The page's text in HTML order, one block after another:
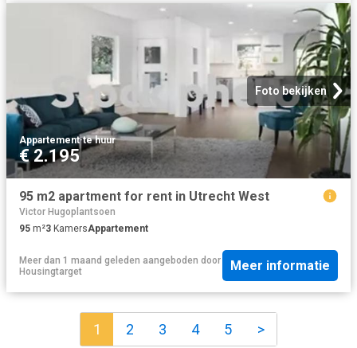
Foto bekijken
Appartement·te huur
€ 2.195
95 m2 apartment for rent in Utrecht West
Victor Hugoplantsoen
95 m²3 KamersAppartement
Meer dan 1 maand geleden aangeboden door
Housingtarget
Meer informatie
1 2 3 4 5 >